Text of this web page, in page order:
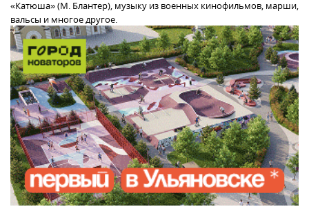
«Катюша» (М. Блантер), музыку из военных кинофильмов, марши,
вальсы и многое другое.